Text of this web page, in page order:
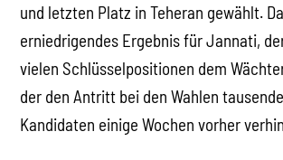
und letzten Platz in Teheran gewählt.
erniedrigendes Ergebnis für Jannati,
vielen Schlüsselpositionen dem
der den Antritt bei den Wahlen
Kandidaten einige Wochen vorher